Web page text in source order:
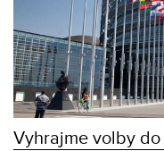
Vyhrajme volby